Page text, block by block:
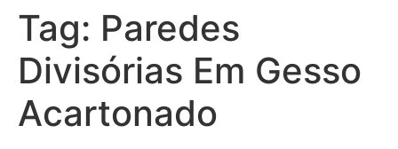
Tag: Paredes
Divisórias Em Gesso
Acartonado